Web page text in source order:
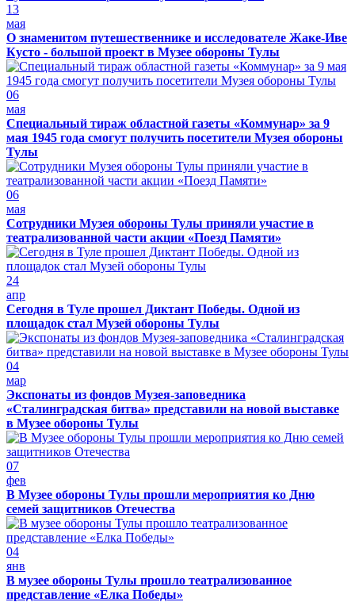
13
мая
О знаменитом путешественнике и исследователе Жаке-Иве
Кусто - большой проект в Музее обороны Тулы
06
мая
Специальный тираж областной газеты «Коммунар» за 9
мая 1945 года смогут получить посетители Музея обороны
Тулы
06
мая
Сотрудники Музея обороны Тулы приняли участие в
театрализованной части акции «Поезд Памяти»
24
апр
Сегодня в Туле прошел Диктант Победы. Одной из
площадок стал Музей обороны Тулы
04
мар
Экспонаты из фондов Музея-заповедника
«Сталинградская битва» представили на новой выставке
в Музее обороны Тулы
07
фев
В Музее обороны Тулы прошли мероприятия ко Дню
семей защитников Отечества
04
янв
В музее обороны Тулы прошло театрализованное
представление «Елка Победы»